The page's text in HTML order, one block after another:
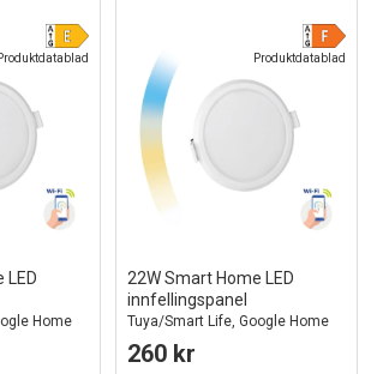
Produktdatablad
LED
Home
mål:
Produktdatablad
22W Smart Home LED
innfellingspanel
Tuya/Smart Life, Google Home
og app, Hull: Ø20,5 cm, Mål:
Ø21,5 cm
260 kr